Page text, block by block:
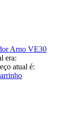
Arno VE30
era:
atual é: